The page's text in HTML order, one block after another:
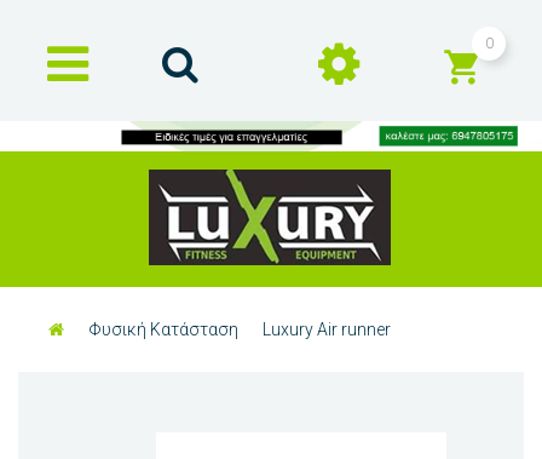
0
Φυσική Κατάσταση Luxury Air runner